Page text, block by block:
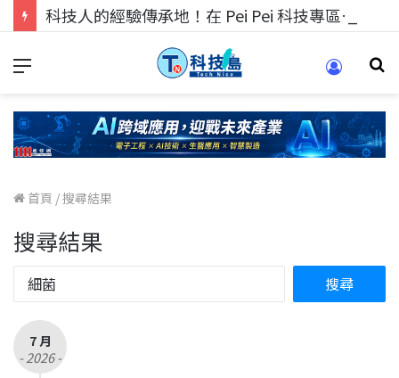
科技人的經驗傳承地！在 Pei Pei 科技專區，與學弟妹交流最硬核的技術
首頁 /搜尋結果
搜尋結果
7 月
- 2026 -